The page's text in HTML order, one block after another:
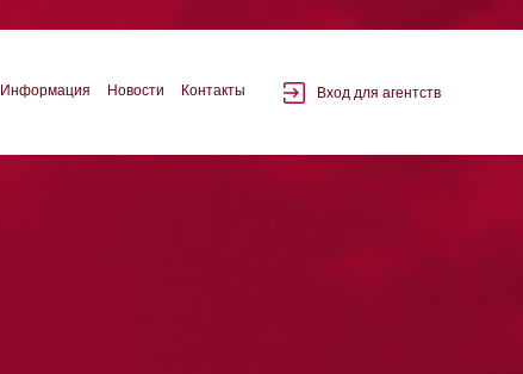
Информация Новости Контакты Вход для агентств